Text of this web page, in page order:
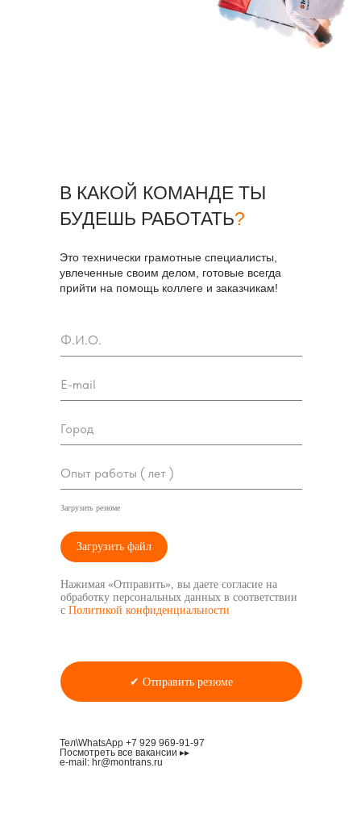
В КАКОЙ КОМАНДЕ ТЫ
БУДЕШЬ РАБОТАТЬ?
Это технически грамотные специалисты,
увлеченные своим делом, готовые всегда
прийти на помощь коллеге и заказчикам!
Тел\WhatsApp +7 929 969-91-97
e-mail: hr@montrans.ru
Ф.И.О.
E-mail
Город
Опыт работы ( лет )
Загрузить резюме
Загрузить файл
Нажимая «Отправить», вы даете согласие на
обработку персональных данных в соответствии
с Политикой конфиденциальности
✔ Отправить резюме
Посмотреть все вакансии ▸▸